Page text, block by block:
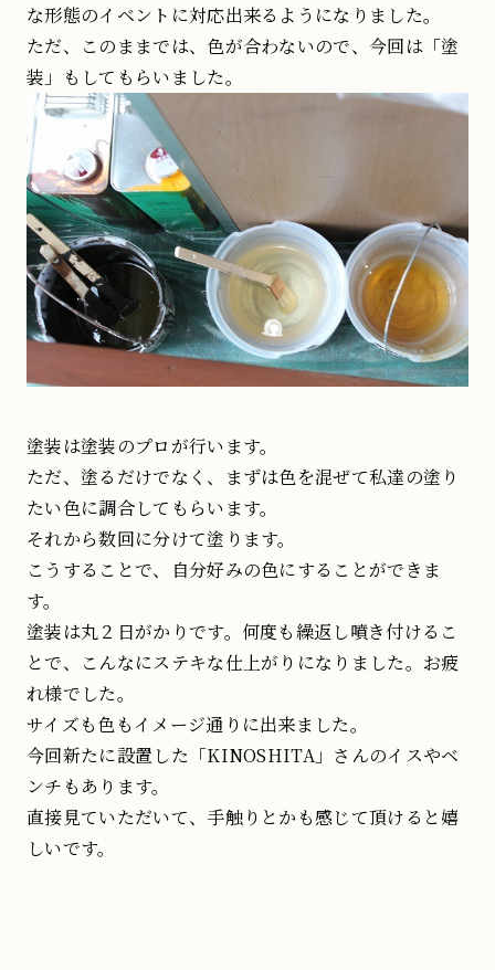
な形態のイベントに対応出来るようになりました。
ただ、このままでは、色が合わないので、今回は「塗
装」もしてもらいました。
塗装は塗装のプロが行います。
ただ、塗るだけでなく、まずは色を混ぜて私達の塗り
たい色に調合してもらいます。
それから数回に分けて塗ります。
こうすることで、自分好みの色にすることができま
す。
塗装は丸２日がかりです。何度も繰返し噴き付けるこ
とで、こんなにステキな仕上がりになりました。お疲
れ様でした。
サイズも色もイメージ通りに出来ました。
今回新たに設置した「KINOSHITA」さんのイスやベ
ンチもあります。
直接見ていただいて、手触りとかも感じて頂けると嬉
しいです。